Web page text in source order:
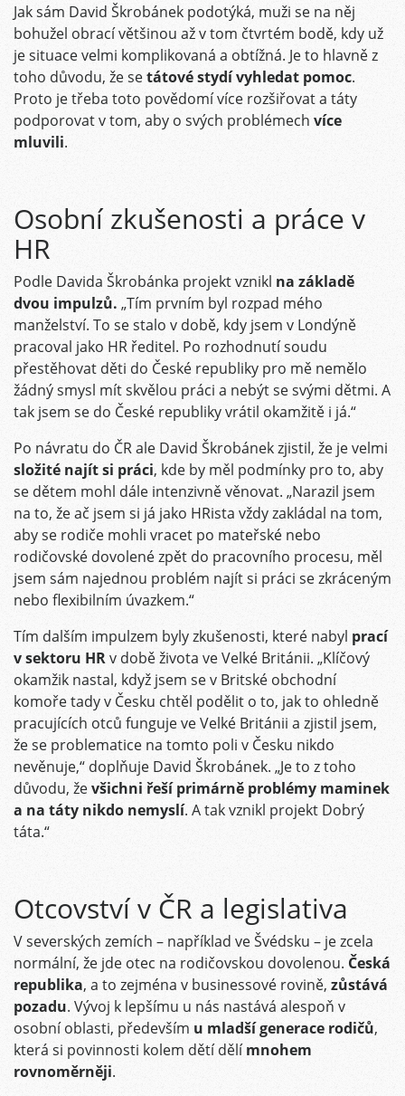
Jak sám David Škrobánek podotýká, muži se na něj
bohužel obrací většinou až v tom čtvrtém bodě, kdy už
je situace velmi komplikovaná a obtížná. Je to hlavně z
toho důvodu, že setátové stydí vyhledat pomoc.
Proto je třeba toto povědomí více rozšiřovat a táty
podporovat v tom, aby o svých problémech více
mluvili.
Osobní zkušenosti a práce v
HR
Podle Davida Škrobánka projekt vznikl na základě
dvou impulzů. „Tím prvním byl rozpad mého
manželství. To se stalo v době, kdy jsem v Londýně
pracoval jako HR ředitel. Po rozhodnutí soudu
přestěhovat děti do České republiky pro mě nemělo
žádný smysl mít skvělou práci a nebýt se svými dětmi. A
tak jsem se do České republiky vrátil okamžitě i já.“
Po návratu do ČR ale David Škrobánek zjistil, že je velmi
složité najít si práci, kde by měl podmínky pro to, aby
se dětem mohl dále intenzivně věnovat. „Narazil jsem
na to, že ač jsem si já jako HRista vždy zakládal na tom,
aby se rodiče mohli vracet po mateřské nebo
rodičovské dovolené zpět do pracovního procesu, měl
jsem sám najednou problém najít si práci se zkráceným
nebo flexibilním úvazkem.“
Tím dalším impulzem byly zkušenosti, které nabyl prací
v sektoru HRv době života ve Velké Británii. „Klíčový
okamžik nastal, když jsem se v Britské obchodní
komoře tady v Česku chtěl podělit o to, jak to ohledně
pracujících otců funguje ve Velké Británii a zjistil jsem,
že se problematice na tomto poli v Česku nikdo
nevěnuje,“ doplňuje David Škrobánek. „Je to z toho
důvodu, ževšichni řeší primárně problémy maminek
a na táty nikdo nemyslí. A tak vznikl projekt Dobrý
táta.“
Otcovství v ČR a legislativa
V severských zemích – například ve Švédsku – je zcela
normální, že jde otec na rodičovskou dovolenou. Česká
republika, a to zejména v businessové rovině, zůstává
pozadu. Vývoj k lepšímu u nás nastává alespoň v
osobní oblasti, především u mladší generace rodičů,
která si povinnosti kolem dětí dělímnohem
rovnoměrněji.